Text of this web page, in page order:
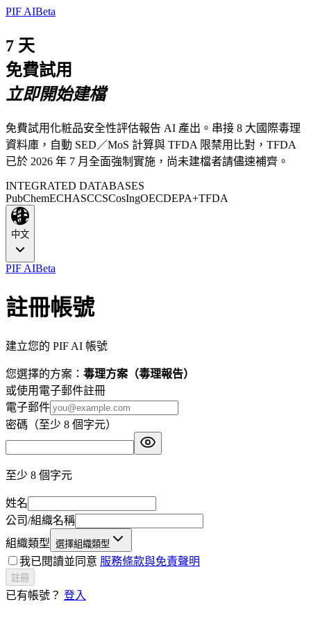
PIF AIBeta
7 天
免費試用
立即開始建檔
免費試用化粧品安全性評估報告 AI 產出。串接 8 大國際毒理
資料庫，自動 SED／MoS 計算與 TFDA 限禁用比對，TFDA
已於 2026 年 7 月全面強制實施，尚未建檔者請儘速補齊。
INTEGRATED DATABASES
PubChemECHASCCSCosIngOECDEPA+TFDA
中文
PIF AIBeta
註冊帳號
建立您的 PIF AI 帳號
您選擇的方案 ： 毒理方案（毒理報告）
或使用電子郵件註冊
電子郵件
密碼（至少 8 個字元）
至少 8 個字元
姓名
公司/組織名稱
組織類型 選擇組織類型
我已閱讀並同意 服務條款與免責聲明
註冊
已有帳號？ 登入